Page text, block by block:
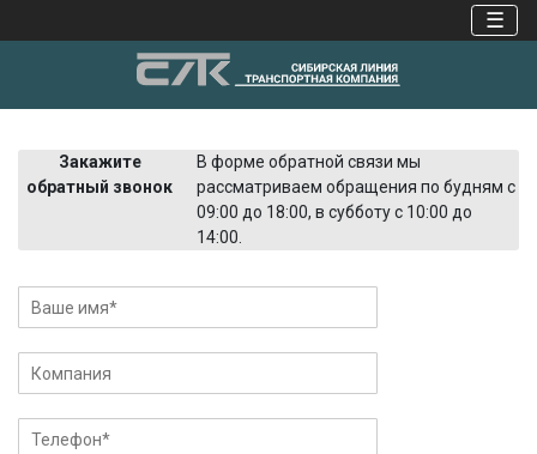
☰
Закажите
обратный звонок
В форме обратной связи мы
рассматриваем обращения по будням с
09:00 до 18:00, в субботу с 10:00 до
14:00.